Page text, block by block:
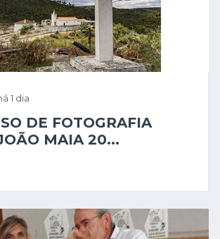
1 dia
DE FOTOGRAFIA
MAIA 20...